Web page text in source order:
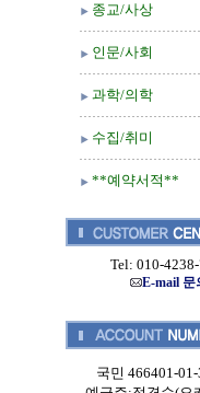
종교/사상
인문/사회
과학/의학
수집/취미
**예약서적**
Tel: 010-
E-mail 문
국민 466401-